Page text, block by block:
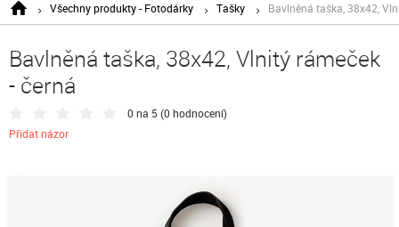
Všechny produkty - Fotodárky Tašky Bavlněná taška, 38x42,
Bavlněná taška, 38x42, Vlnitý rámeček
- černá
0 na 5 (0 hodnocení)
Přidat názor